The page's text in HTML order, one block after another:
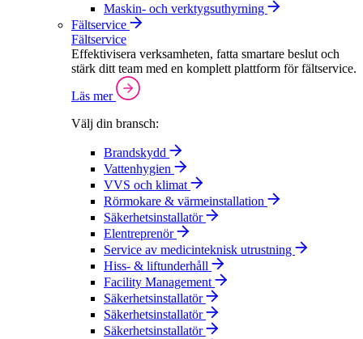
Maskin- och verktygsuthyrning
Fältservice
Fältservice
Effektivisera verksamheten, fatta smartare beslut och
stärk ditt team med en komplett plattform för fältservice.
Läs mer
Välj din bransch:
Brandskydd
Vattenhygien
VVS och klimat
Rörmokare & värmeinstallation
Säkerhetsinstallatör
Elentreprenör
Service av medicinteknisk utrustning
Hiss- & liftunderhåll
Facility Management
Säkerhetsinstallatör
Säkerhetsinstallatör
Säkerhetsinstallatör